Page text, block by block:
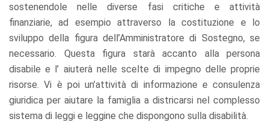
sostenendole nelle diverse fasi critiche e attività
finanziarie, ad esempio attraverso la costituzione e lo
sviluppo della figura dell’Amministratore di Sostegno, se
necessario. Questa figura starà accanto alla persona
disabile e l’ aiuterà nelle scelte di impegno delle proprie
risorse. Vi è poi un’attività di informazione e consulenza
giuridica per aiutare la famiglia a districarsi nel complesso
sistema di leggi e leggine che dispongono sulla disabilità.